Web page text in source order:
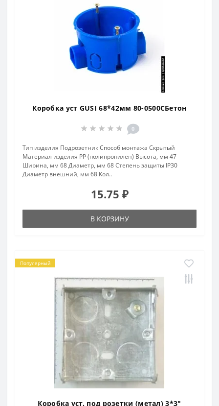
Коробка уст GUSI 68*42мм 80-0500СБетон
0
Тип изделия Подрозетник Способ монтажа Скрытый
Материал изделия PP (полипропилен) Высота, мм 47
Ширина, мм 68 Диаметр, мм 68 Степень защиты IP30
Диаметр внешний, мм 68 Кол..
15.75 ₽
В КОРЗИНУ
Популярный
Коробка уст. под розетки (метал) 3*3"